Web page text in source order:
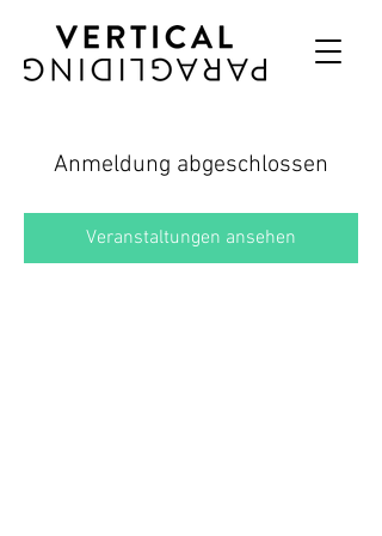
Anmeldung abgeschlossen
Veranstaltungen ansehen